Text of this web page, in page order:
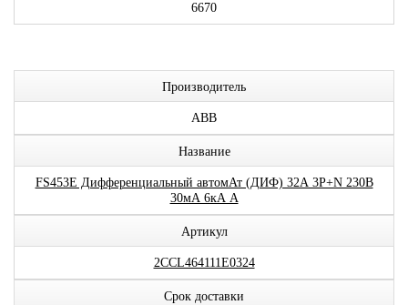
6670
Производитель
ABB
Название
FS453E Дифференциальный автомАт (ДИФ) 32А 3P+N 230В
30мА 6кА A
Артикул
2CCL464111E0324
Срок доставки